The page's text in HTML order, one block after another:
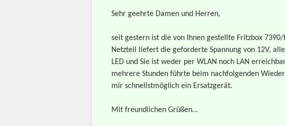
Sehr geehrte Damen und Herren,
seit gestern ist die von Ihnen gestellte Fritzbox
Netzteil liefert die geforderte Spannung von 12V,
LED und Sie ist weder per WLAN noch LAN
mehrere Stunden führte beim nachfolgenden
mir schnellstmöglich ein Ersatzgerät.
Mit freundlichen Grüßen…